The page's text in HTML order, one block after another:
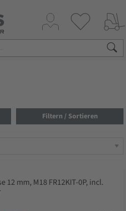
Filtern / Sortieren
mm, M18 FR12KIT-0P, incl.